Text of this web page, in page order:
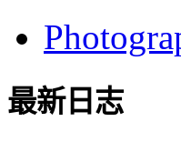
最新日志